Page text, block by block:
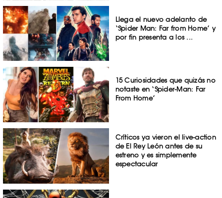
Llega el nuevo adelanto de
‘Spider Man: Far from Home’ y
por fin presenta a los ...
15 Curiosidades que quizás no
notaste en ‘Spider-Man: Far
From Home’
Críticos ya vieron el live-action
de El Rey León antes de su
estreno y es simplemente
espectacular